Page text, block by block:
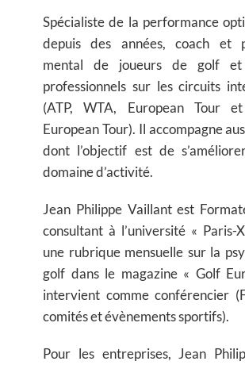
Spécialiste de la performance
depuis des années,coach et
mental de joueurs de golf
professionnels sur les circuits
(ATP, WTA, European Tour
European Tour). Il accompagne
dont l’objectif est de
domaine d’activité.
Jean Philippe Vaillant est
consultant à l’université « Paris-
une rubrique mensuelle sur la
golf dans le magazine « Golf
intervient comme conférencier
comités et évènements sportifs).
Pour les entreprises, Jean